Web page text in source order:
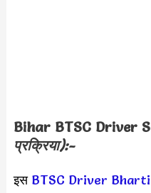
Bihar BTSC Driver
प्रक्रिया):-
इस BTSC Driver